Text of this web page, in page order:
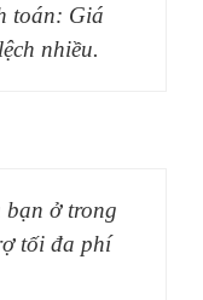
toán: Giá
nhiều.
bạn ở trong
tối đa phí